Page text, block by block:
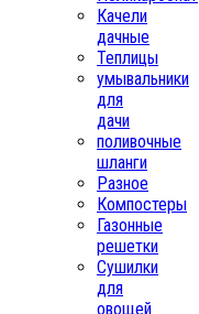
Качели
дачные
Теплицы
умывальники
для
дачи
поливочные
шланги
Разное
Компостеры
Газонные
решетки
Сушилки
для
овощей